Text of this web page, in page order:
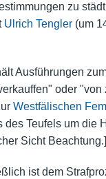
zu
Ulrich Tengler(um
Ausführungen
oder
Westfälischen
des Teufels um die
Sicht Beachtung.]
ist dem